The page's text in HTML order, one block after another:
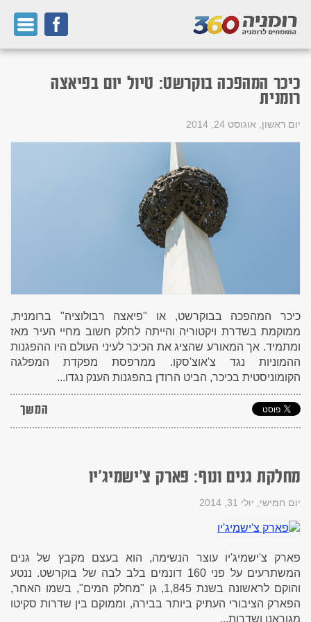
כיכר המהפכה בוקרשט: טיול יום בפיאצה
רומנית
יום ראשון, אוגוסט 24, 2014
כיכר המהפכה בבוקרשט, או "פיאצה רבולוציה" ברומנית,
ממוקמת בשדרת ויקטוריה והייתה לחלק חשוב מחיי העיר מאז
ומתמיד. אך המאורע שהציג את הכיכר לעיני העולם היו ההפגנות
ההמוניות נגד צ'אוצ'סקו. ממרפסת מפקדת המפלגה
הקומוניסטית בכיכר, הביט הרודן בהפגנות הענק נגדו...
המשך
מחלקת גנים ונוף: פארק צ'ישמיג'יו
יום חמישי, יולי 31, 2014
פארק צ'ישמיג'יו עוצר הנשימה, הוא בעצם מקבץ של גנים
המשתרעים על פני 160 דונמים בלב לבה של בוקרשט. ננטע
והוקם לראשונה בשנת 1,845, גן "מחלק המים", בשמו האחר,
הפארק הציבורי העתיק ביותר בבירה, וממוקם בין שדרות סקיטו
מגוראנו ושדרות...